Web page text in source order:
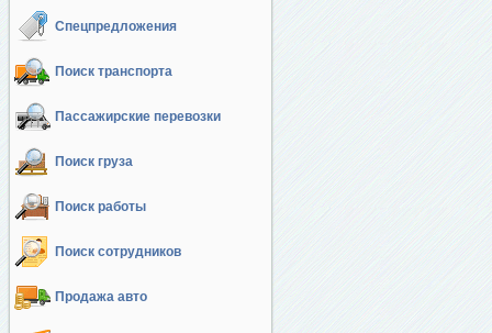
Спецпредложения
Поиск транспорта
Пассажирские перевозки
Поиск груза
Поиск работы
Поиск сотрудников
Продажа авто